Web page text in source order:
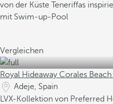
von der Küste Teneriffas
mit Swim-up-Pool
Vergleichen
Royal Hideaway Corales
Adeje, Spain
LVX-Kollektion von Preferred